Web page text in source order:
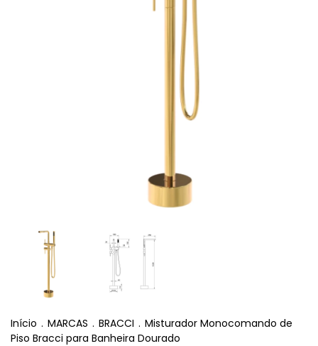
Início . MARCAS . BRACCI . Misturador Monocomando de
Piso Bracci para Banheira Dourado